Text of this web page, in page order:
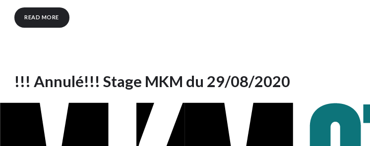
READ MORE
!!! Annulé!!! Stage MKM du 29/08/2020